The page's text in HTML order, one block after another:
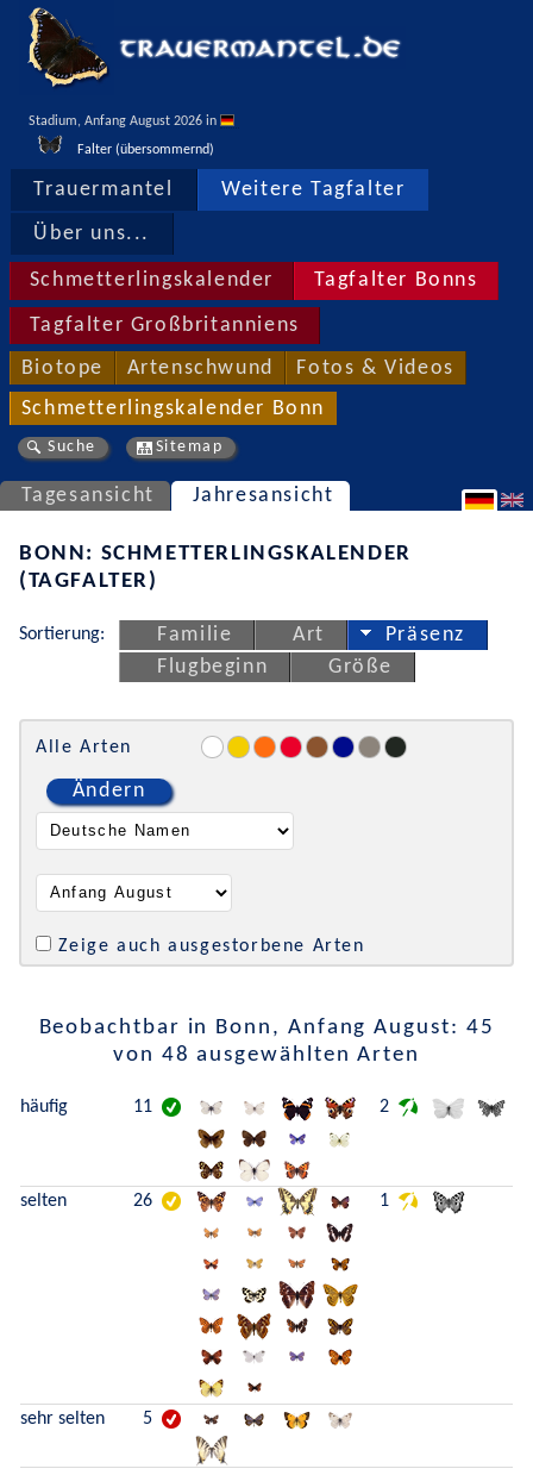
Stadium, Anfang August 2026 in
Falter (übersommernd)
Trauermantel Weitere Tagfalter
Über uns...
Schmetterlingskalender Tagfalter Bonns
Tagfalter Großbritanniens
Biotope Artenschwund Fotos & Videos
Schmetterlingskalender Bonn
Suche Sitemap
Tagesansicht Jahresansicht
BONN: SCHMETTERLINGSKALENDER
(TAGFALTER)
Sortierung: Familie Art
Präsenz
Flugbeginn
Größe
Alle Arten
Ändern
Zeige auch ausgestorbene Arten
Beobachtbar in Bonn, Anfang August: 45
von 48 ausgewählten Arten
häufig 11 2
selten 26 1
sehr selten 5